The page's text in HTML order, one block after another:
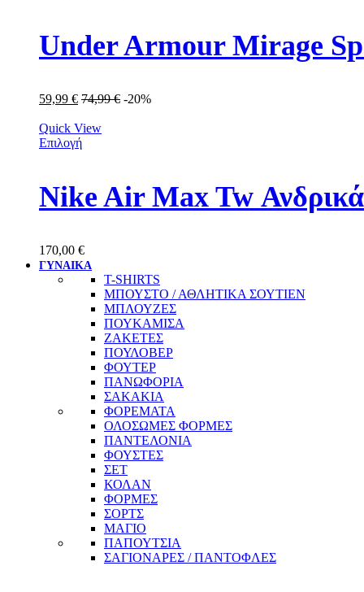
Under Armour Mirage
59,99 € 74,99€ -20%
Quick View
Επιλογή
Nike Air Max Tw
170,00 €
ΓΥΝΑΙΚΑ
T-SHIRTS
ΜΠΟΥΣΤΟ / ΑΘΛΗΤΙΚΑ ΣΟΥΤΙΕΝ
ΜΠΛΟΥΖΕΣ
ΠΟΥΚΑΜΙΣΑ
ΖΑΚΕΤΕΣ
ΠΟΥΛΟΒΕΡ
ΦΟΥΤΕΡ
ΠΑΝΩΦΟΡΙΑ
ΣΑΚΑΚΙΑ
ΦΟΡΕΜΑΤΑ
ΟΛΟΣΩΜΕΣ ΦΟΡΜΕΣ
ΠΑΝΤΕΛΟΝΙΑ
ΦΟΥΣΤΕΣ
ΣΕΤ
ΚΟΛΑΝ
ΦΟΡΜΕΣ
ΣΟΡΤΣ
ΜΑΓΙΟ
ΠΑΠΟΥΤΣΙΑ
ΣΑΓΙΟΝΑΡΕΣ / ΠΑΝΤΟΦΛΕΣ